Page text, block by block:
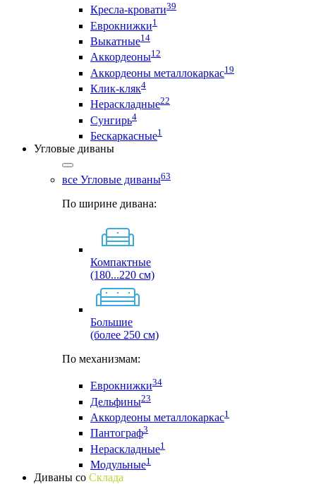
Кресла-кровати39
Еврокнижки1
Выкатные14
Аккордеоны12
Аккордеоны металлокаркас19
Клик-кляк4
Нераскладные22
Сунгирь4
Бескаркасные1
Угловые диваны
все Угловые диваны63
По ширине дивана:
Компактные
(180...220 см)
Большие
(более 250 см)
По механизмам:
Еврокнижки34
Дельфины23
Аккордеоны металлокаркас1
Пантограф3
Нераскладные1
Модульные1
Диваны со Склада